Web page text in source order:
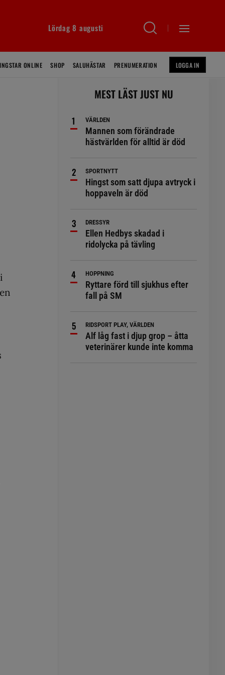
Lördag 8 augusti
ONLINE SHOP SALUHÄSTAR PRENUMERATION LOGGA IN
MEST LÄST JUST NU
VÄRLDEN
Mannen som förändrade
hästvärlden för alltid är död
SPORTNYTT
Hingst som satt djupa avtryck i
hoppaveln är död
DRESSYR
Ellen Hedbys skadad i
ridolycka på tävling
HOPPNING
Ryttare förd till sjukhus efter
fall på SM
RIDSPORT PLAY, VÄRLDEN
Alf låg fast i djup grop – åtta
veterinärer kunde inte komma